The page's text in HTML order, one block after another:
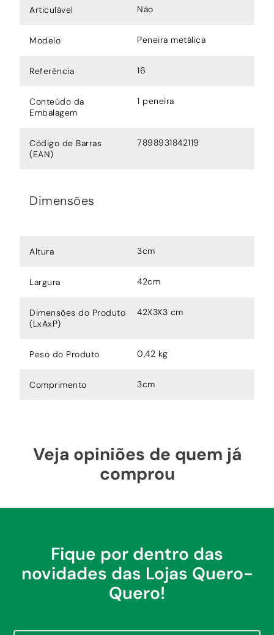
Articulável Não
Modelo Peneira metálica
Referência 16
Conteúdo da
Embalagem
1 peneira
Código de Barras
(EAN)
7898931842119
Dimensões
Altura 3cm
Largura 42cm
Dimensões do Produto
(LxAxP)
42X3X3 cm
Peso do Produto 0,42 kg
Comprimento 3cm
Veja opiniões de quem já
comprou
Fique por dentro das
novidades das Lojas Quero-
Quero!